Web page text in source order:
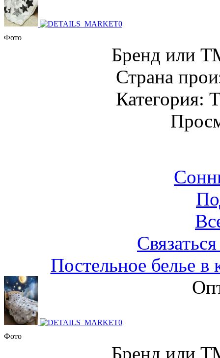
Фото
Бренд или
Страна
Категория:
Постельное белье в
Фото
Бренд или